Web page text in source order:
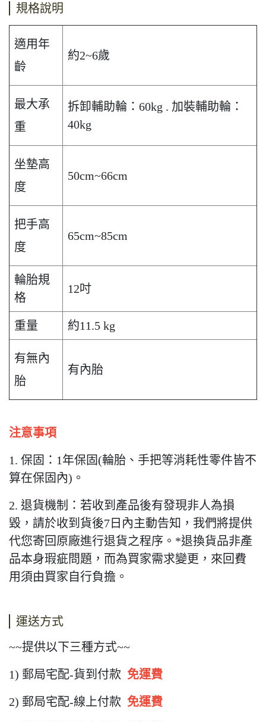
規格說明
適用年
齡
約2~6歲
最大承
重
拆卸輔助輪：60kg . 加裝輔助輪：
40kg
坐墊高
度
50cm~66cm
把手高
度
65cm~85cm
輪胎規
格
12吋
重量 約11.5 kg
有無內
胎
有內胎
注意事項
1. 保固：1年保固(輪胎、手把等消耗性零件皆不
算在保固內)。
2. 退貨機制：若收到產品後有發現非人為損
毀，請於收到貨後7日內主動告知，我們將提供
代您寄回原廠進行退貨之程序。*退換貨品非產
品本身瑕疵問題，而為買家需求變更，來回費
用須由買家自行負擔。
運送方式
~~提供以下三種方式~~
1) 郵局宅配-貨到付款 免運費
2) 郵局宅配-線上付款 免運費